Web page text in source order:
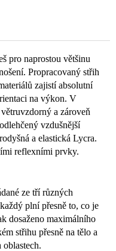
pro naprostou většinu
Propracovaný střih
zajistí absolutní
na výkon. V
a zároveň
vzdušnější
a elastická Lycra.
reflexními prvky.
ze tří různých
plní přesně to, co je
dosaženo maximálního
střihu přesně na tělo a